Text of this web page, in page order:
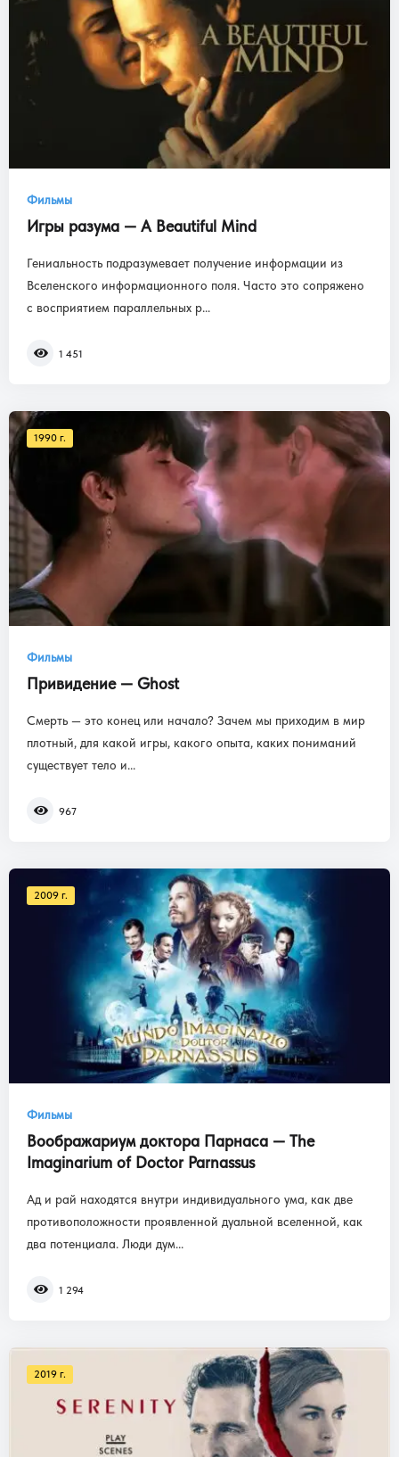
Фильмы
Игры разума — A Beautiful Mind
Гениальность подразумевает получение информации из
Вселенского информационного поля. Часто это сопряжено
с восприятием параллельных р...
1 451
1990 г.
Фильмы
Привидение — Ghost
Смерть — это конец или начало? Зачем мы приходим в мир
плотный, для какой игры, какого опыта, каких пониманий
существует тело и...
967
2009 г.
Фильмы
Воображариум доктора Парнаса — The
Imaginarium of Doctor Parnassus
Ад и рай находятся внутри индивидуального ума, как две
противоположности проявленной дуальной вселенной, как
два потенциала. Люди дум...
1 294
2019 г.